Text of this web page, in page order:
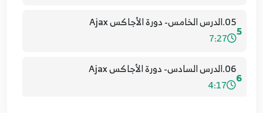
5
05.الدرس الخامس- دورة الأجاكس Ajax
7:27
6
06.الدرس السادس- دورة الأجاكس Ajax
4:17